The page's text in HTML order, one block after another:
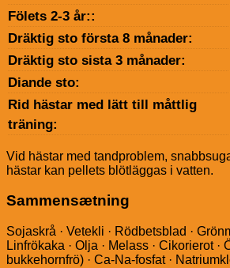
Fölets 2-3 år::
Dräktig sto första 8 månader:
Dräktig sto sista 3 månader:
Diande sto:
Rid hästar med lätt till måttlig
träning:
Vid hästar med tandproblem,
hästar kan pellets blötläggas i vatten.
Sammensætning
Sojaskrå · Vetekli · Rödbetsblad ·
Linfrökaka · Olja · Melass · Cikorierot ·
bukkehornfrö) · Ca-Na-fosfat ·